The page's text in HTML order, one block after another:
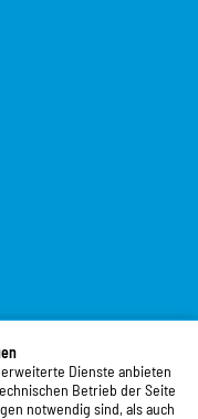
Dienste anbieten
Betrieb der Seite
notwendig sind, als auch